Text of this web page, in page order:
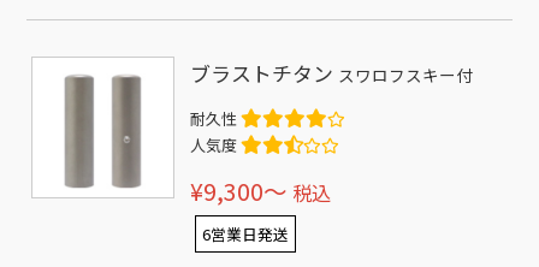
ブラストチタン スワロフスキー付
耐久性
人気度
¥9,300〜 税込
6営業日発送